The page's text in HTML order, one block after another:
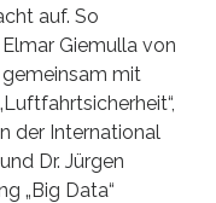
auf. So
Giemulla von
mit
der International
Dr. Jürgen
„Big Data“